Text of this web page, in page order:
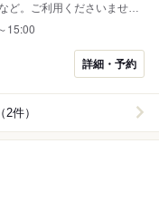
ど。ご利用くださいませ。
15:00
詳細・予約
件）